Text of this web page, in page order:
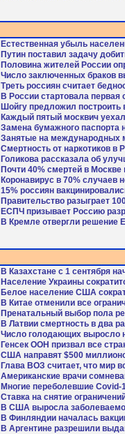
Естественная убыль
Путин поставил задачу
Половина жителей России
Число заключенных браков
Треть россиян считает
В России стартовала первая
Шойгу предложил построить
Каждый пятый москвич
Замена бумажного паспорта
Занятые на международных
Смертность от наркотиков
Голикова рассказала об
Почти 40% смертей в
Коронавирус в 70% случаев
15% россиян
Правительство разыграет
ЕСПЧ призывает Россию
В Кремле отвергли решение
В Казахстане с 1 сентября
Население Украины
Белое население США
В Китае отменили все
Пренатальный выбор пола
В Латвии смертность в два
Число голодающих выросло
Генсек ООН призвал все
США направят $500
Глава ВОЗ считает, что мир
Американские врачи
Многие переболевшие
Ставка на снятие
В США выросла
В Финляндии началась
В Аргентине разрешили